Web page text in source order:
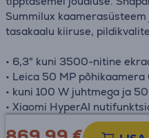
Summilux
tasakaalu kiiruse,
• 6,3" kuni 3500-nitine
• Leica 50 MP põhikaamera
• kuni 100 W juhtmega ja
• Xiaomi HyperAI